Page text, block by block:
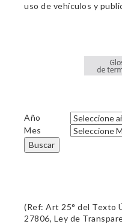
uso de vehículos y
Año
Mes
Buscar
(Ref: Art 25° del Texto
27806, Ley de